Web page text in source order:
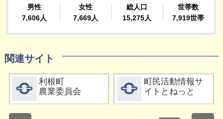
関連サイト
詳細をみる
利根町
農業委員会
詳細をみる
町民活動情報サ
イトとねっと